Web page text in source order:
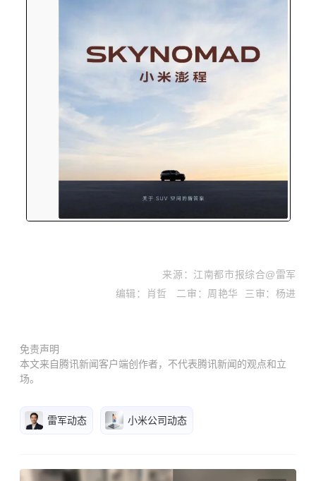
来源 ：江南都市报综合@雷军
编辑：肖哲 二审：周艳华 三审：杨进
免责声明
本文来自腾讯新闻客户端创作者，不代表腾讯新闻的观点和立
场。
雷军动态 小米公司动态